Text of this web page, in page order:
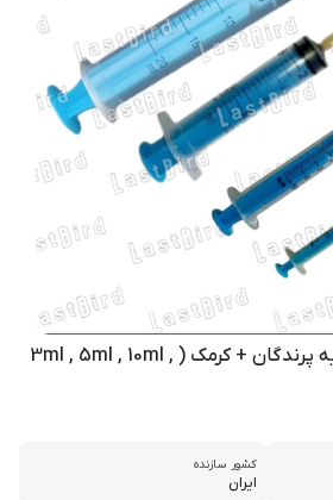
پک 4 عددی سرنگ تغذیه پرندگان + کرمک ( 3ml , 5ml , 10ml ,
کشور سازنده
ایران